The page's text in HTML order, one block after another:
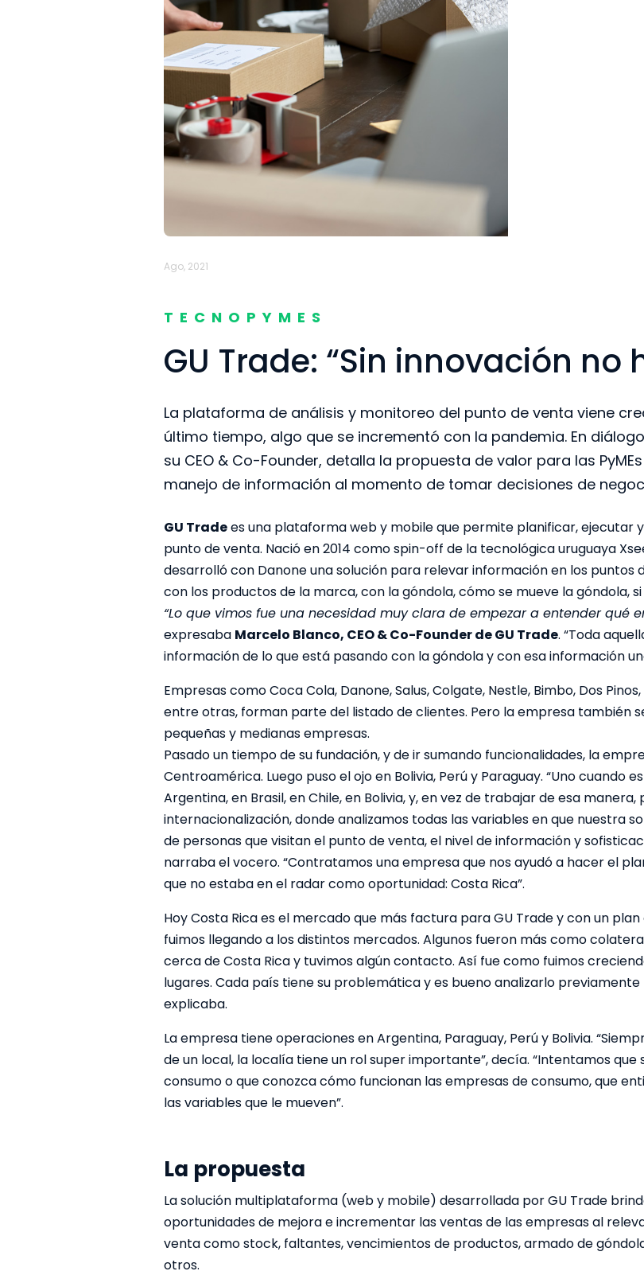
Ago, 2021
TECNOPYMES
GU Trade: “Sin innovación no
La plataforma de análisis y monitoreo del punto de venta viene
último tiempo, algo que se incrementó con la pandemia. En
su CEO & Co-Founder, detalla la propuesta de valor para las
manejo de información al momento de tomar decisiones de
GU Tradees una plataforma web y mobile que permite planificar, ejecutar
punto de venta. Nació en 2014 como spin-off de la tecnológica uruguaya
desarrolló con Danone una solución para relevar información en los
con los productos de la marca, con la góndola, cómo se mueve la góndola,
“Lo que vimos fue una necesidad muy clara de empezar a entender qué
expresaba Marcelo Blanco, CEO & Co-Founder de GU Trade. “Toda
información de lo que está pasando con la góndola y con esa información
Empresas como Coca Cola, Danone, Salus, Colgate, Nestle, Bimbo, Dos
entre otras, forman parte del listado de clientes. Pero la empresa también
pequeñas y medianas empresas.
Pasado un tiempo de su fundación, y de ir sumando funcionalidades, la
Centroamérica. Luego puso el ojo en Bolivia, Perú y Paraguay. “Uno cuando
Argentina, en Brasil, en Chile, en Bolivia, y, en vez de trabajar de esa
internacionalización, donde analizamos todas las variables en que nuestra
de personas que visitan el punto de venta, el nivel de información y
narraba el vocero. “Contratamos una empresa que nos ayudó a hacer el
que no estaba en el radar como oportunidad: Costa Rica”.
Hoy Costa Rica es el mercado que más factura para GU Trade y con un
fuimos llegando a los distintos mercados. Algunos fueron más como
cerca de Costa Rica y tuvimos algún contacto. Así fue como fuimos
lugares. Cada país tiene su problemática y es bueno analizarlo
explicaba.
La empresa tiene operaciones en Argentina, Paraguay, Perú y Bolivia.
de un local, la localía tiene un rol super importante”, decía. “Intentamos
consumo o que conozca cómo funcionan las empresas de consumo, que
las variables que le mueven”.
La propuesta
La solución multiplataforma (web y mobile) desarrollada por GU Trade
oportunidades de mejora e incrementar las ventas de las empresas al
venta como stock, faltantes, vencimientos de productos, armado de
otros.